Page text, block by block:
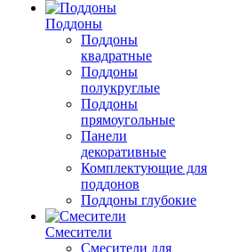
Поддоны
Поддоны
квадратные
Поддоны
полукруглые
Поддоны
прямоугольные
Панели
декоративные
Комплектующие для
поддонов
Поддоны глубокие
Смесители
Смесители для